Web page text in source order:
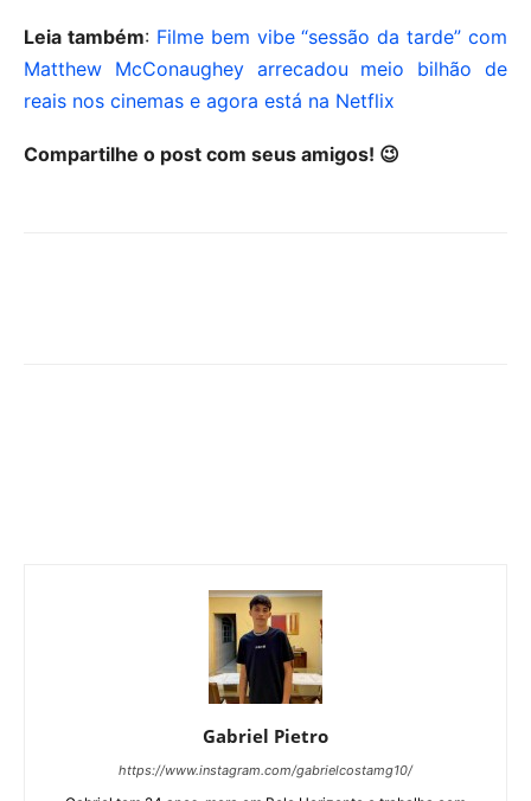
Leia também: Filme bem vibe “sessão da tarde” com
Matthew McConaughey arrecadou meio bilhão de
reais nos cinemas e agora está na Netflix
Compartilhe o post com seus amigos! 😉
Gabriel Pietro
https://www.instagram.com/gabrielcostamg10/